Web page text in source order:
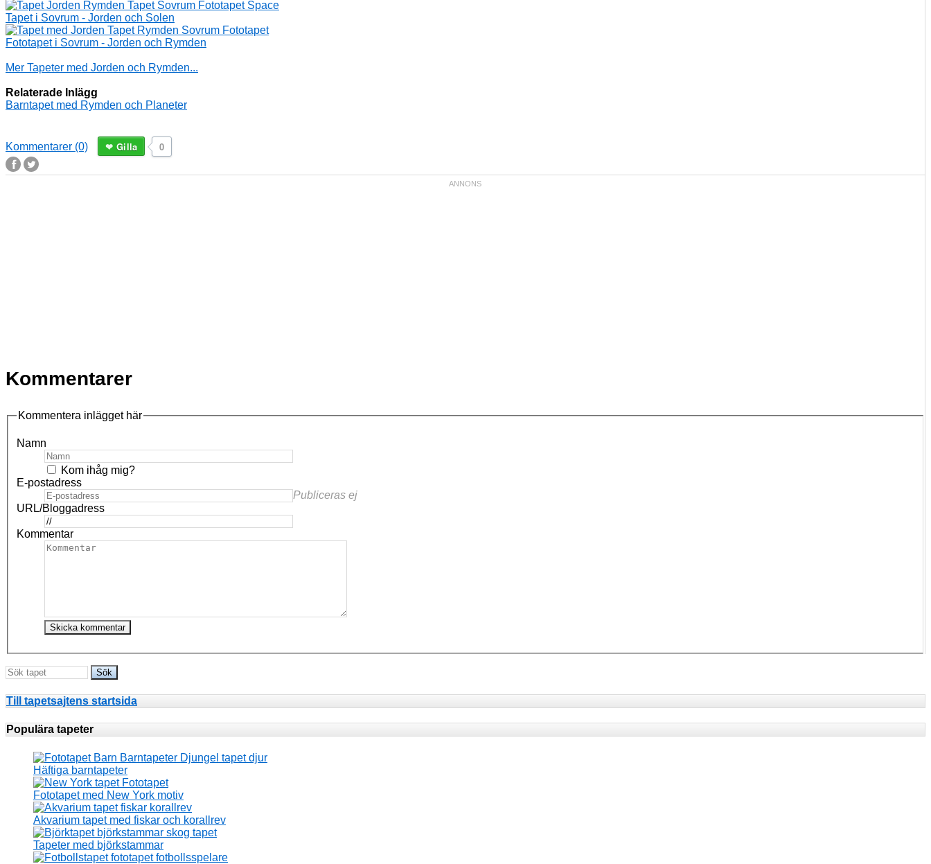
Tapet i Sovrum - Jorden och Solen
Fototapet i Sovrum - Jorden och Rymden
Mer Tapeter med Jorden och Rymden...
Relaterade Inlägg
Barntapet med Rymden och Planeter
Kommentarer (0) 0
Gilla
Kommentarer
Kommentera inlägget här
Namn
Kom ihåg mig?
E-postadress
Publiceras ej
URL/Bloggadress
Kommentar
Till tapetsajtens startsida
Populära tapeter
Häftiga barntapeter
Fototapet med New York motiv
Akvarium tapet med fiskar och korallrev
Tapeter med björkstammar